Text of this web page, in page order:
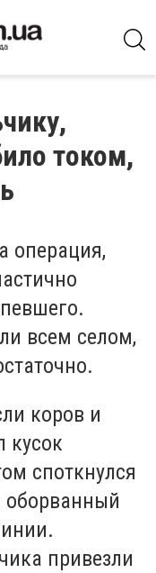
током,
операция,
всем селом,
коров и
кусок
споткнулся
оборванный
привезли